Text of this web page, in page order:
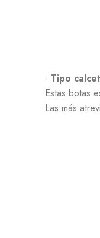
· Tipo
Estas botas
Las más